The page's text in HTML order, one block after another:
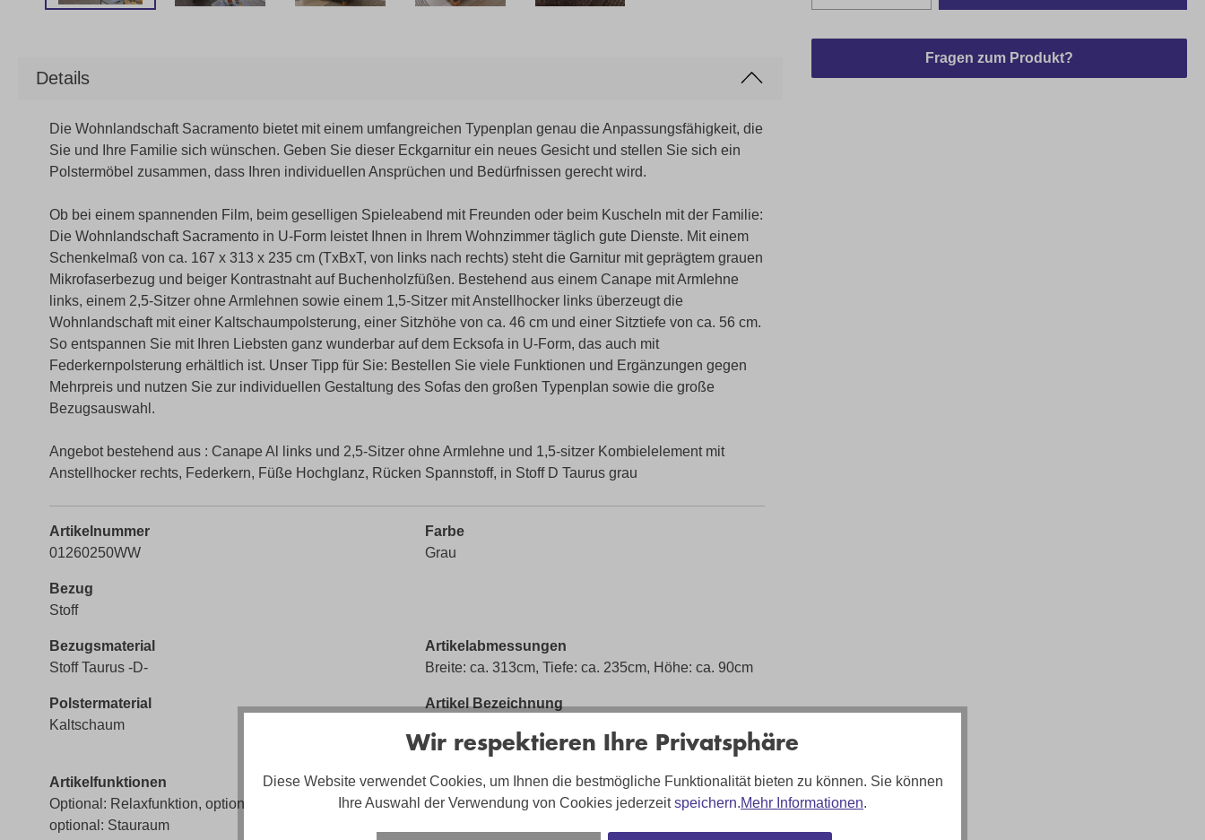
Fragen zum Produkt?
Details
Die Wohnlandschaft Sacramento bietet mit einem umfangreichen Typenplan genau die Anpassungsfähigkeit, die
Sie und Ihre Familie sich wünschen. Geben Sie dieser Eckgarnitur ein neues Gesicht und stellen Sie sich ein
Polstermöbel zusammen, dass Ihren individuellen Ansprüchen und Bedürfnissen gerecht wird.
Ob bei einem spannenden Film, beim geselligen Spieleabend mit Freunden oder beim Kuscheln mit der Familie:
Die Wohnlandschaft Sacramento in U-Form leistet Ihnen in Ihrem Wohnzimmer täglich gute Dienste. Mit einem
Schenkelmaß von ca. 167 x 313 x 235 cm (TxBxT, von links nach rechts) steht die Garnitur mit geprägtem grauen
Mikrofaserbezug und beiger Kontrastnaht auf Buchenholzfüßen. Bestehend aus einem Canape mit Armlehne
links, einem 2,5-Sitzer ohne Armlehnen sowie einem 1,5-Sitzer mit Anstellhocker links überzeugt die
Wohnlandschaft mit einer Kaltschaumpolsterung, einer Sitzhöhe von ca. 46 cm und einer Sitztiefe von ca. 56 cm.
So entspannen Sie mit Ihren Liebsten ganz wunderbar auf dem Ecksofa in U-Form, das auch mit
Federkernpolsterung erhältlich ist. Unser Tipp für Sie: Bestellen Sie viele Funktionen und Ergänzungen gegen
Mehrpreis und nutzen Sie zur individuellen Gestaltung des Sofas den großen Typenplan sowie die große
Bezugsauswahl.
Angebot bestehend aus : Canape Al links und 2,5-Sitzer ohne Armlehne und 1,5-sitzer Kombielelement mit
Anstellhocker rechts, Federkern, Füße Hochglanz, Rücken Spannstoff, in Stoff D Taurus grau
Artikelnummer
01260250WW
Farbe
Grau
Bezug
Stoff
Bezugsmaterial
Stoff Taurus -D-
Artikelabmessungen
Breite: ca. 313cm, Tiefe: ca. 235cm, Höhe: ca. 90cm
Polstermaterial
Kaltschaum
Artikel Bezeichnung
Mikrofaser
Artikelfunktionen
Optional: Relaxfunktion, optional: Bettfunktion,
optional: Stauraum
Marke
Modulmaster
Wir respektieren Ihre Privatsphäre
Diese Website verwendet Cookies, um Ihnen die bestmögliche Funktionalität bieten zu können. Sie können
Ihre Auswahl der Verwendung von Cookies jederzeitspeichern.Mehr Informationen.